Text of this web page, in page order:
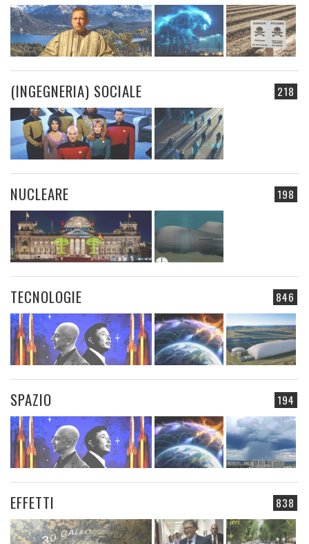
218
(INGEGNERIA) SOCIALE
198
NUCLEARE
846
TECNOLOGIE
194
SPAZIO
838
EFFETTI